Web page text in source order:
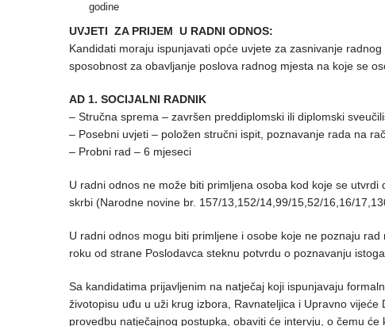
godine
UVJETI ZA PRIJEM U RADNI ODNOS:
Kandidati moraju ispunjavati opće uvjete za zasnivanje
sposobnost za obavljanje poslova radnog mjesta na koje se
AD 1. SOCIJALNI RADNIK
– Stručna sprema – završen preddiplomski ili diplomski
– Posebni uvjeti – položen stručni ispit, poznavanje rada na
– Probni rad – 6 mjeseci
U radni odnos ne može biti primljena osoba kod koje se
skrbi (Narodne novine br. 157/13,152/14,99/15,52/16,16/
U radni odnos mogu biti primljene i osobe koje ne poznaju
roku od strane Poslodavca steknu potvrdu o poznavanju
Sa kandidatima prijavljenim na natječaj koji ispunjavaju
životopisu uđu u uži krug izbora, Ravnateljica i Upravno
provedbu natječajnog postupka, obaviti će intervju, o čemu